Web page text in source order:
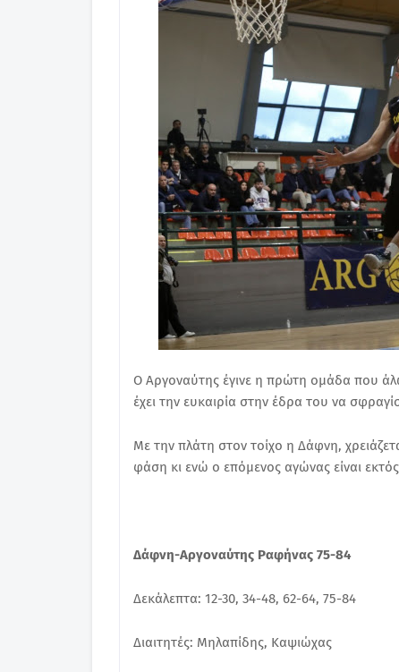
Ο Αργοναύτης έγινε η πρώτη ομάδα που
έχει την ευκαιρία στην έδρα του να
Με την πλάτη στον τοίχο η Δάφνη,
φάση κι ενώ ο επόμενος αγώνας είναι
Δάφνη-Αργοναύτης Ραφήνας 75-84
Δεκάλεπτα: 12-30, 34-48, 62-64, 75-84
Διαιτητές: Μηλαπίδης, Καψιώχας